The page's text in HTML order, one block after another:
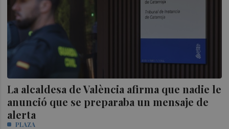
La alcaldesa de València afirma que nadie le
anunció que se preparaba un mensaje de
alerta
PLAZA